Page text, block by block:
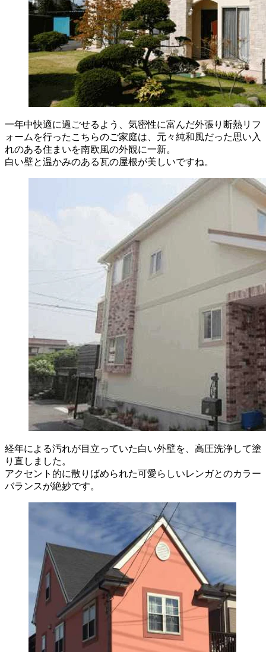
一年中快適に過ごせるよう、気密性に富んだ外張り断熱リフ
ォームを行ったこちらのご家庭は、元々純和風だった思い入
れのある住まいを南欧風の外観に一新。
白い壁と温かみのある瓦の屋根が美しいですね。
経年による汚れが目立っていた白い外壁を、高圧洗浄して塗
り直しました。
アクセント的に散りばめられた可愛らしいレンガとのカラー
バランスが絶妙です。